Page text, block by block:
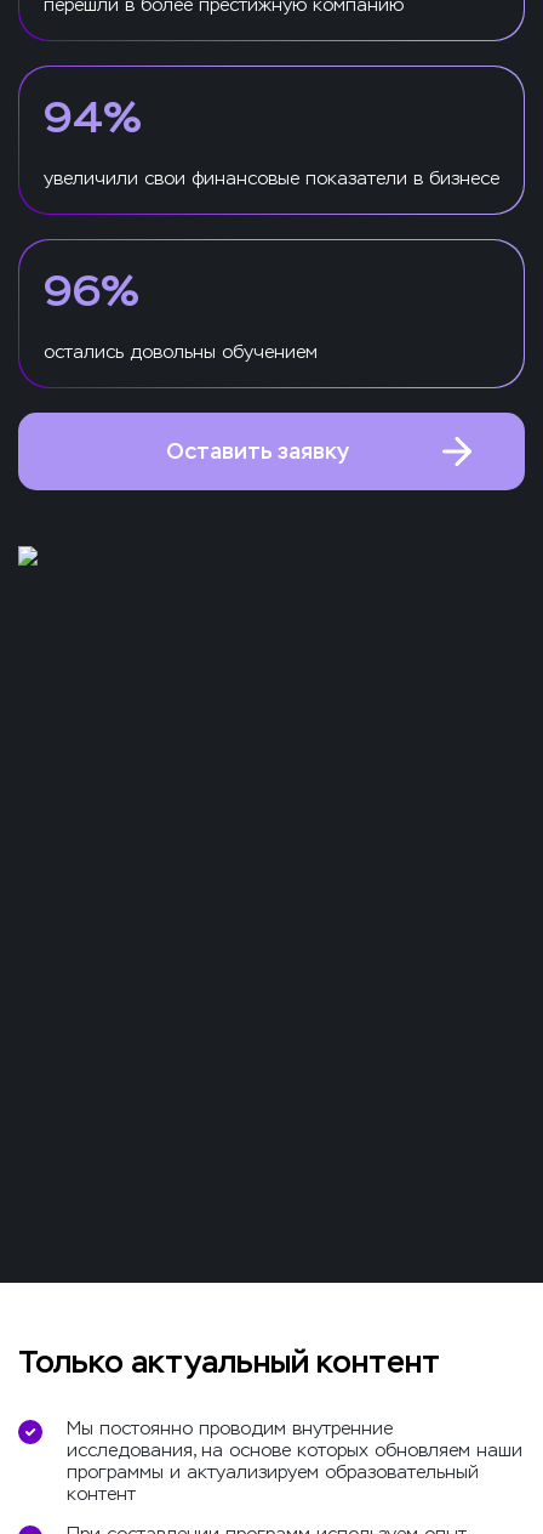
перешли в более престижную компанию
94%
увеличили свои финансовые показатели в бизнесе
96%
остались довольны обучением
Оставить заявку
Только актуальный контент
Мы постоянно проводим внутренние
исследования, на основе которых обновляем наши
программы и актуализируем образовательный
контент